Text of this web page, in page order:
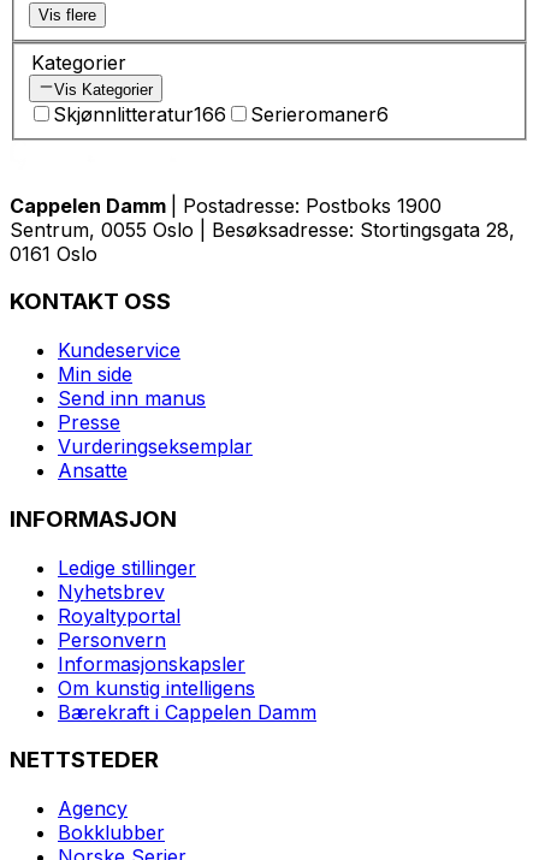
Vis flere
Kategorier
Vis Kategorier
Skjønnlitteratur166 Serieromaner6
Cappelen Damm
| Postadresse: Postboks 1900
Sentrum, 0055 Oslo | Besøksadresse: Stortingsgata 28,
0161 Oslo
KONTAKT OSS
Kundeservice
Min side
Send inn manus
Presse
Vurderingseksemplar
Ansatte
INFORMASJON
Ledige stillinger
Nyhetsbrev
Royaltyportal
Personvern
Informasjonskapsler
Om kunstig intelligens
Bærekraft i Cappelen Damm
NETTSTEDER
Agency
Bokklubber